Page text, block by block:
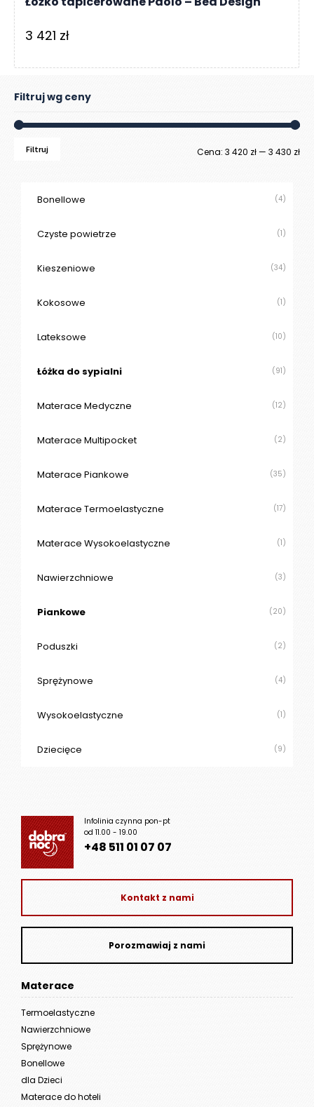
R
A
C
E
Ó
K
3 421 zł
Filtruj wg ceny
Filtruj Cena: 3 420 zł— 3 430 zł
Bonellowe (4)
Czyste powietrze (1)
Kieszeniowe (34)
Kokosowe (1)
Lateksowe (10)
Łóżka do sypialni (91)
Materace Medyczne (12)
Materace Multipocket (2)
Materace Piankowe (35)
Materace Termoelastyczne (17)
Materace Wysokoelastyczne (1)
Nawierzchniowe (3)
Piankowe (20)
Poduszki (2)
Sprężynowe (4)
Wysokoelastyczne (1)
Dziecięce (9)
Infolinia czynna pon-pt
od 11.00 - 19.00
+48 511 01 07 07
Kontakt z nami
Porozmawiaj z nami
Materace
Termoelastyczne
Nawierzchniowe
Sprężynowe
Bonellowe
dla Dzieci
Materace do hoteli